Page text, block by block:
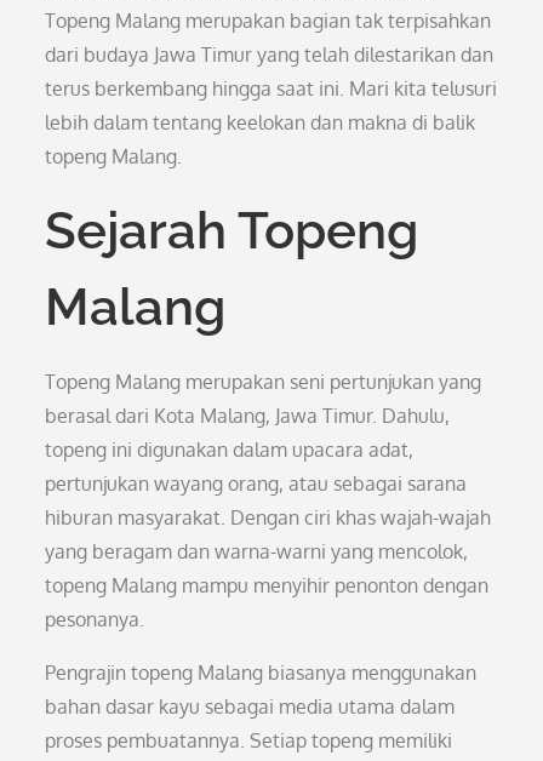
Topeng Malang merupakan bagian tak terpisahkan
dari budaya Jawa Timur yang telah dilestarikan dan
terus berkembang hingga saat ini. Mari kita telusuri
lebih dalam tentang keelokan dan makna di balik
topeng Malang.
Sejarah Topeng
Malang
Topeng Malang merupakan seni pertunjukan yang
berasal dari Kota Malang, Jawa Timur. Dahulu,
topeng ini digunakan dalam upacara adat,
pertunjukan wayang orang, atau sebagai sarana
hiburan masyarakat. Dengan ciri khas wajah-wajah
yang beragam dan warna-warni yang mencolok,
topeng Malang mampu menyihir penonton dengan
pesonanya.
Pengrajin topeng Malang biasanya menggunakan
bahan dasar kayu sebagai media utama dalam
proses pembuatannya. Setiap topeng memiliki